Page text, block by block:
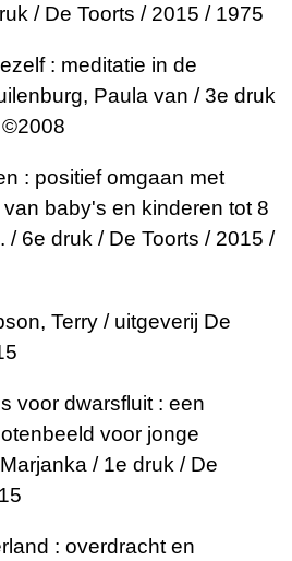
/ De Toorts / 2015 / 1975
: meditatie in de
Paula van / 3e druk
©2008
: positief omgaan met
baby's en kinderen tot 8
/ 6e druk / De Toorts / 2015 /
Terry / uitgeverij De
voor dwarsfluit : een
voor jonge
/ 1e druk / De
: overdracht en